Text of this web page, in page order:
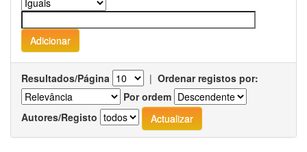
Resultados/Página | Ordenar registos por:
Por ordem
Autores/Registo